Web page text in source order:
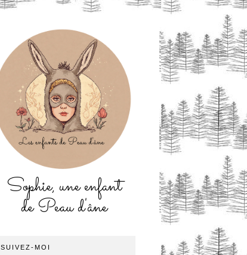
Sophie, une enfant
de Peau d'âne
SUIVEZ-MOI